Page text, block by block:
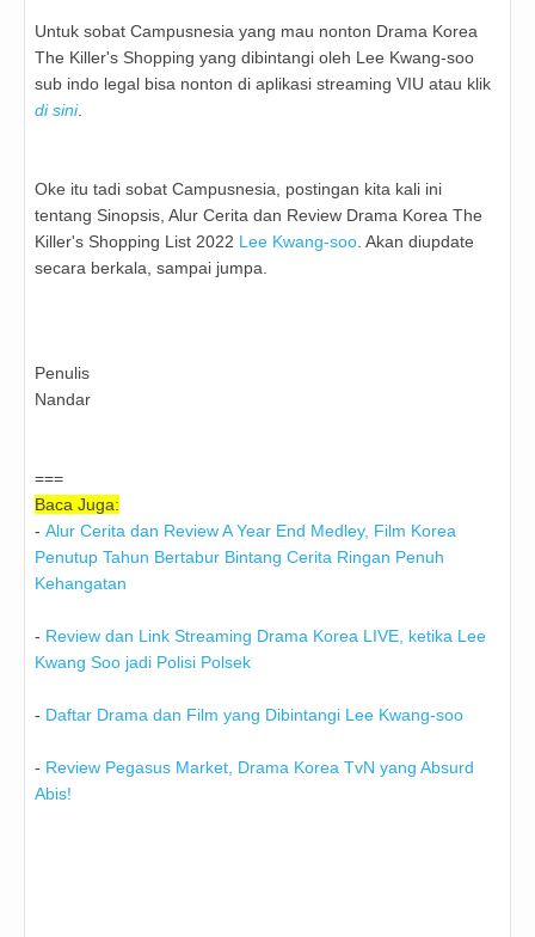
Untuk sobat Campusnesia yang mau nonton Drama Korea
The Killer's Shopping yang dibintangi oleh Lee Kwang-soo
sub indo legal bisa nonton di aplikasi streaming VIU atau klik
di sini.
Oke itu tadi sobat Campusnesia, postingan kita kali ini
tentang Sinopsis, Alur Cerita dan Review Drama Korea The
Killer's Shopping List 2022 Lee Kwang-soo . Akan diupdate
secara berkala, sampai jumpa.
Penulis
Nandar
===
Baca Juga:
- Alur Cerita dan Review A Year End Medley, Film Korea
Penutup Tahun Bertabur Bintang Cerita Ringan Penuh
Kehangatan
- Review dan Link Streaming Drama Korea LIVE, ketika Lee
Kwang Soo jadi Polisi Polsek
- Daftar Drama dan Film yang Dibintangi Lee Kwang-soo
- Review Pegasus Market, Drama Korea TvN yang Absurd
Abis!